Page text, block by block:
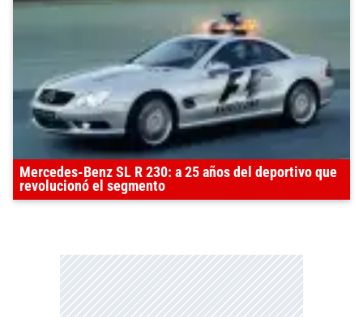
Mercedes-Benz SL R 230: a 25 años del deportivo que
revolucionó el segmento